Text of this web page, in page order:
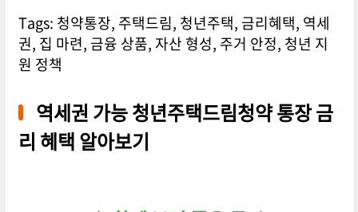
Tags: 청약통장, 주택드림, 청년주택, 금리혜택, 역세
권, 집 마련, 금융 상품, 자산 형성, 주거 안정, 청년 지
원 정책
역세권 가능 청년주택드림청약 통장 금
리 혜택 알아보기